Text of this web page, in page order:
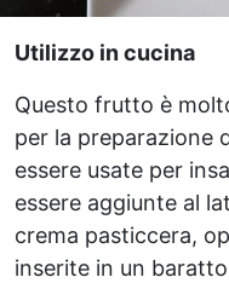
Utilizzo in cucina
Questo frutto è
per la preparazione
essere usate per
essere aggiunte al
crema pasticcera,
inserite in un